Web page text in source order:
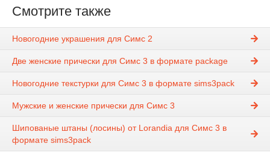
Смотрите также
Новогодние украшения для Симс 2
Две женские прически для Симс 3 в формате package
Новогодние текстурки для Симс 3 в формате sims3pack
Мужские и женские прически для Симс 3
Шипованые штаны (лосины) от Lorandia для Симс 3 в
формате sims3pack